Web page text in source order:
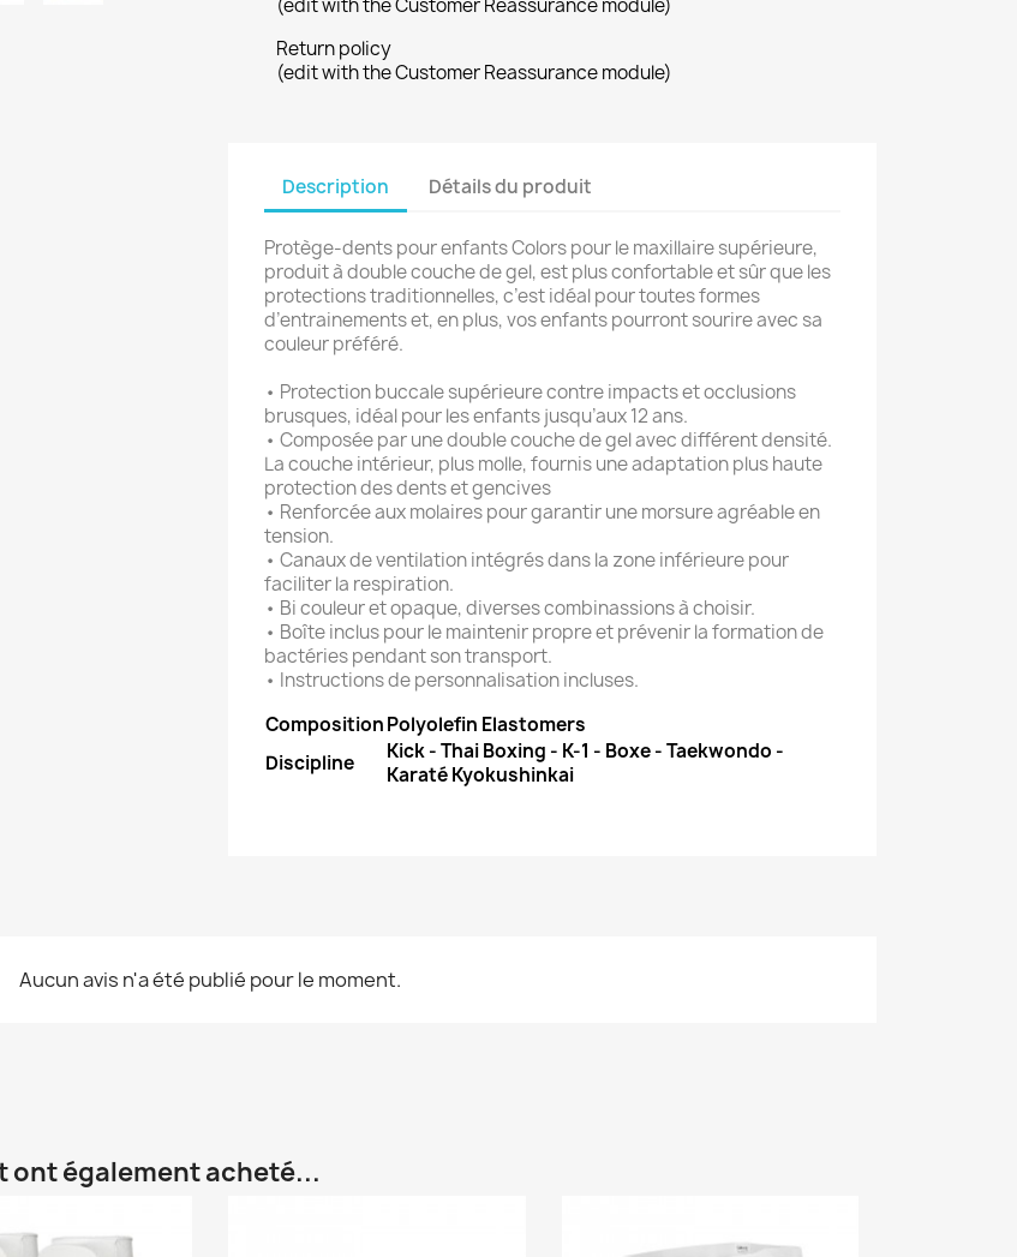
(edit with the Customer Reassurance module)
Return policy
(edit with the Customer Reassurance module)
Description Détails du produit
Protège-dents pour enfants Colors pour le maxillaire supérieure,
produit à double couche de gel, est plus confortable et sûr que les
protections traditionnelles, c’est idéal pour toutes formes
d’entrainements et, en plus, vos enfants pourront sourire avec sa
couleur préféré.
• Protection buccale supérieure contre impacts et occlusions
brusques, idéal pour les enfants jusqu’aux 12 ans.
• Composée par une double couche de gel avec différent densité.
La couche intérieur, plus molle, fournis une adaptation plus haute
protection des dents et gencives
• Renforcée aux molaires pour garantir une morsure agréable en
tension.
• Canaux de ventilation intégrés dans la zone inférieure pour
faciliter la respiration.
• Bi couleur et opaque, diverses combinassions à choisir.
• Boîte inclus pour le maintenir propre et prévenir la formation de
bactéries pendant son transport.
• Instructions de personnalisation incluses.
CompositionPolyolefin Elastomers
Discipline
Kick - Thai Boxing - K-1 - Boxe - Taekwondo -
Karaté Kyokushinkai
Aucun avis n'a été publié pour le moment.
ont également acheté...